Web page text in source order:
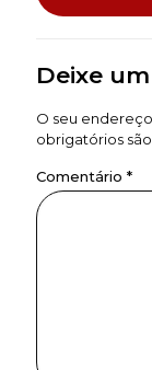
Deixe
O seu
obrigatórios
Comentário *